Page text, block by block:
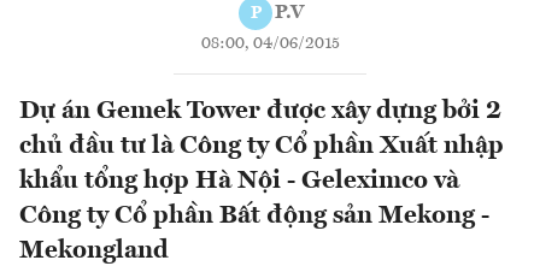
P P.V
08:00, 04/06/2015
Dự án Gemek Tower được xây dựng bởi 2
chủ đầu tư là Công ty Cổ phần Xuất nhập
khẩu tổng hợp Hà Nội - Geleximco và
Công ty Cổ phần Bất động sản Mekong -
Mekongland